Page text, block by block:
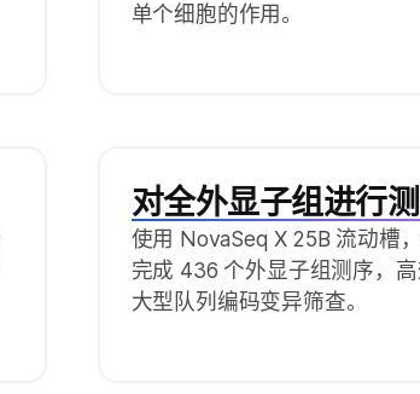
单个细胞的作用。
对全外显子组进行
使用 NovaSeq X 25B 流动槽
完成 436 个外显子组测序，
大型队列编码变异筛查。